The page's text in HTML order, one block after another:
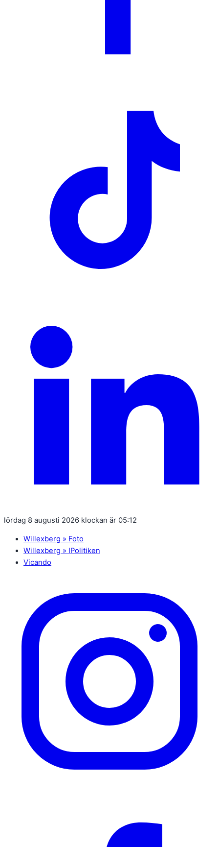
lördag 8 augusti 2026 klockan är 05:12
Willexberg » Foto
Willexberg » IPolitiken
Vicando